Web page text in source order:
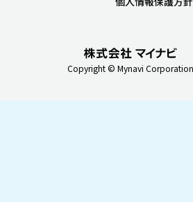
Copyright © Mynavi Corporation